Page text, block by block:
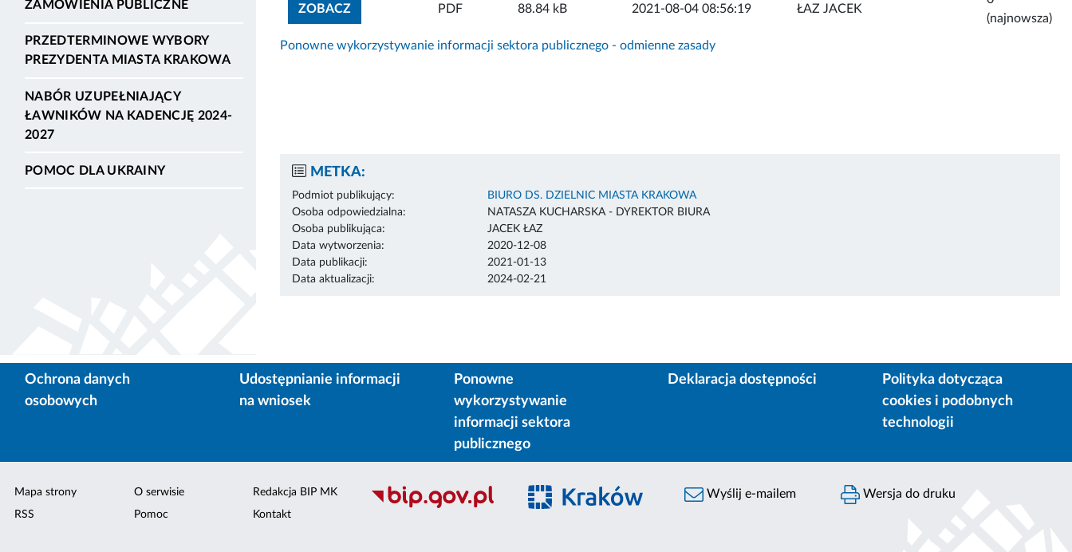
ZAMÓWIENIA PUBLICZNE
PRZEDTERMINOWE WYBORY
PREZYDENTA MIASTA KRAKOWA
NABÓR UZUPEŁNIAJĄCY
ŁAWNIKÓW NA KADENCJĘ 2024-
2027
POMOC DLA UKRAINY
ZOBACZZOBACZ ZAŁĄCZNIK
PDF 88.84 kB 2021-08-04 08:56:19 ŁAZ JACEK
(najnowsza)
Ponowne wykorzystywanie informacji sektora publicznego - odmienne zasady
METKA:
Podmiot publikujący:
BIURO DS. DZIELNIC MIASTA KRAKOWA
Osoba odpowiedzialna:
NATASZA KUCHARSKA - DYREKTOR BIURA
Osoba publikująca:
JACEK ŁAZ
Data wytworzenia:
2020-12-08
Data publikacji:
2021-01-13
Data aktualizacji:
2024-02-21
Ochrona danych
osobowych
Udostępnianie informacji
na wniosek
Ponowne
wykorzystywanie
informacji sektora
publicznego
Deklaracja dostępności
Polityka dotycząca
cookies i podobnych
technologii
Mapa strony
RSS
O serwisie
Pomoc
Redakcja BIP MK
Kontakt
Wyślij e-mailem Wersja do druku